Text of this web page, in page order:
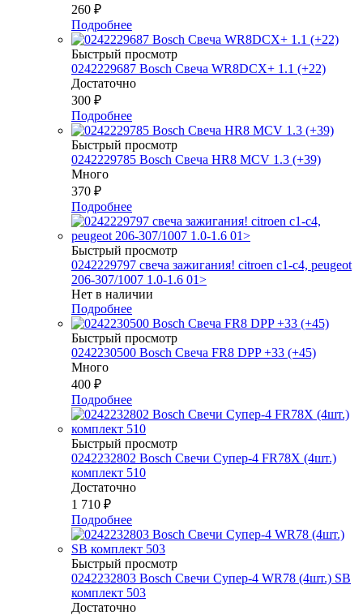
260 ₽
Подробнее
Быстрый просмотр
0242229687 Bosch Свеча WR8DCX+ 1.1 (+22)
Достаточно
300 ₽
Подробнее
Быстрый просмотр
0242229785 Bosch Свеча HR8 MCV 1.3 (+39)
Много
370 ₽
Подробнее
Быстрый просмотр
0242229797 свеча зажигания! citroen c1-c4, peugeot
206-307/1007 1.0-1.6 01>
Нет в наличии
Подробнее
Быстрый просмотр
0242230500 Bosch Свеча FR8 DPP +33 (+45)
Много
400 ₽
Подробнее
Быстрый просмотр
0242232802 Bosch Свечи Супер-4 FR78Х (4шт.)
комплект 510
Достаточно
1 710 ₽
Подробнее
Быстрый просмотр
0242232803 Bosch Свечи Супер-4 WR78 (4шт.) SB
комплект 503
Достаточно